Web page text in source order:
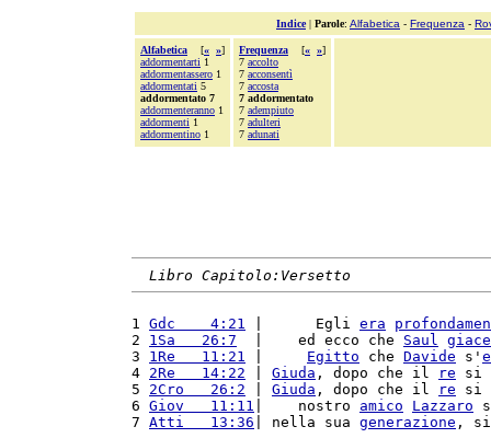
Indice| Parole: Alfabetica - Frequenza -
Alfabetica [« »]
addormentarti 1
addormentassero 1
addormentati 5
addormentato 7
addormenteranno 1
addormenti 1
addormentino 1
Frequenza [« »]
7 accolto
7 acconsentì
7 accosta
7 addormentato
7 adempiuto
7 adulteri
7 adunati
Libro Capitolo:Versetto
1 Gdc    4:21 |      Egli era
2 1Sa   26:7
  |    ed ecco che
Saul
3 1Re   11:21 Egitto che Davide s'
4 2Re   14:22 Giuda , dopo che il re si
5 2Cro   26:2 Giuda , dopo che il re si
6 Giov   11:11 |    nostro amico Lazzaro
7 Atti   13:36 | nella sua generazione ,